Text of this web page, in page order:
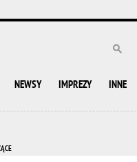
NEWSY IMPREZY INNE